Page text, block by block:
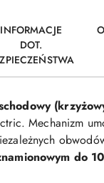
INFORMACJE
DOT.
Mechanizm
do